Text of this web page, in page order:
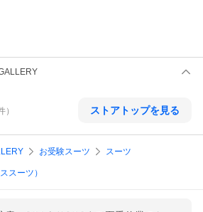
） ストアトップを見る
お受験スーツ スーツ
スーツ）